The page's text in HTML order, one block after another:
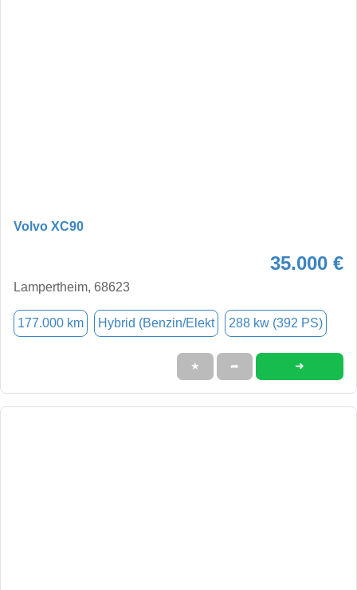
Volvo XC90
35.000 €
Lampertheim, 68623
177.000 km Hybrid (Benzin/Elekt 288 kw (392 PS)
★ ➦ ➜